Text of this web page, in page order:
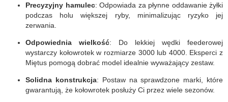
Precyzyjny hamulec: Odpowiada za płynne oddawanie żyłki
podczas holu większej ryby, minimalizując ryzyko jej
zerwania.
Odpowiednia wielkość: Do lekkiej wędki feederowej
wystarczy kołowrotek w rozmiarze 3000 lub 4000. Eksperci z
Miętus pomogą dobrać model idealnie wyważający zestaw.
Solidna konstrukcja: Postaw na sprawdzone marki, które
gwarantują, że kołowrotek posłuży Ci przez wiele sezonów.